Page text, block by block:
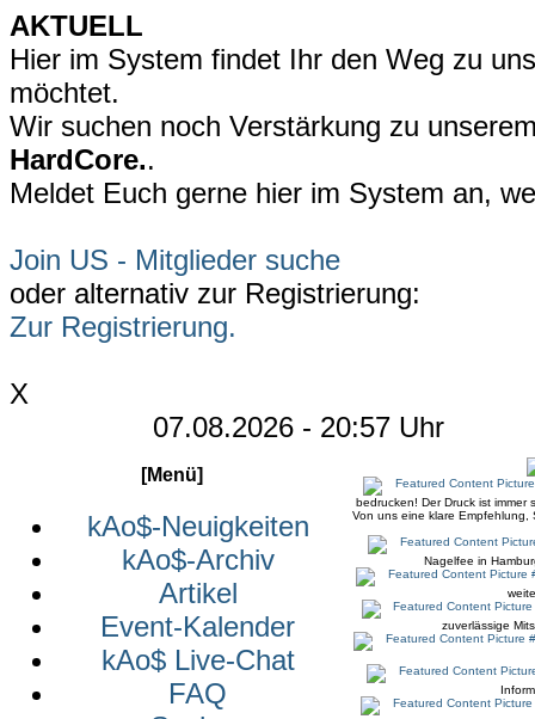
AKTUELL
Hier im System findet Ihr den Weg zu
möchtet.
Wir suchen noch Verstärkung zu
HardCore..
Meldet Euch gerne hier im System an,
Join US - Mitglieder suche
oder alternativ zur Registrierung:
Zur Registrierung.
X
07.08.2026 - 20:57 Uhr
[Menü]
kAo$-Neuigkeiten
kAo$-Archiv
Artikel
Event-Kalender
kAo$ Live-Chat
FAQ
bedrucken! Der Druck ist
Von uns eine klare Empfehlung,
Nagelfee in
zuverlässige